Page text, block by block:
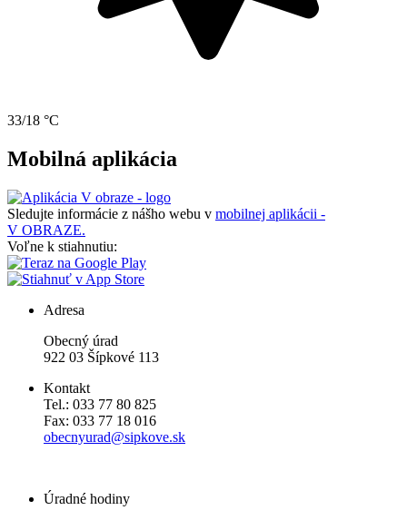
33/18 °C
Mobilná aplikácia
Sledujte informácie z nášho webu v mobilnej aplikácii -
V OBRAZE.
Voľne k stiahnutiu:
Adresa
Obecný úrad
922 03 Šípkové 113
Kontakt
Tel.: 033 77 80 825
Fax: 033 77 18 016
obecnyurad@sipkove.sk
Úradné hodiny